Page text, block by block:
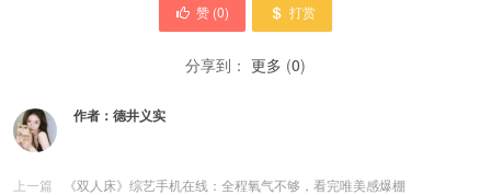
赞 (0) 打赏
分享到： 更多 (0)
作者： 德井义实
上一篇
《双人床》综艺手机在线：全程氧气不够，看完唯美感爆棚